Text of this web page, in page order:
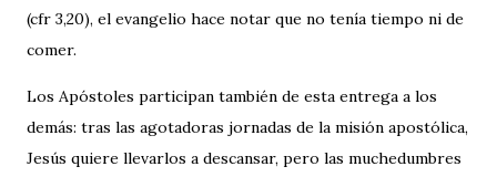
(cfr 3,20), el evangelio hace notar que no tenía tiempo ni de
comer.
Los Apóstoles participan también de esta entrega a los
demás: tras las agotadoras jornadas de la misión apostólica,
Jesús quiere llevarlos a descansar, pero las muchedumbres